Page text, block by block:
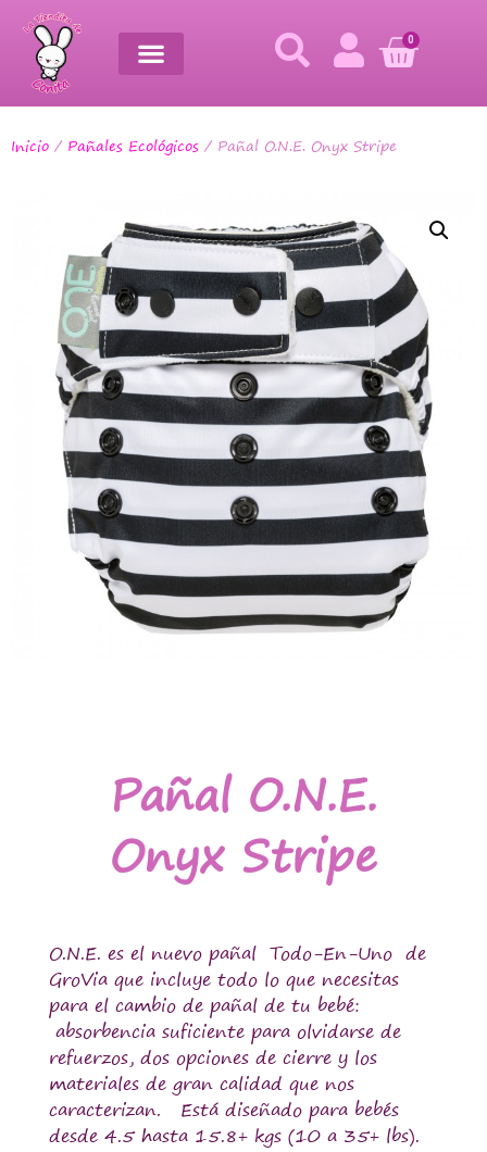
0
Inicio / Pañales Ecológicos / Pañal O.N.E. Onyx Stripe
Pañal O.N.E.
Onyx Stripe
O.N.E. es el nuevo pañal Todo-En-Uno de
GroVia que incluye todo lo que necesitas
para el cambio de pañal de tu bebé:
absorbencia suficiente para olvidarse de
refuerzos, dos opciones de cierre y los
materiales de gran calidad que nos
caracterizan. Está diseñado para bebés
desde 4.5 hasta 15.8+ kgs (10 a 35+ lbs).